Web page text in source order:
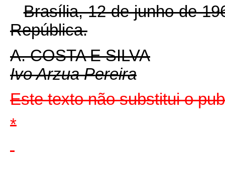
Brasília, 12 de junho de
República.
A. COSTA E SILVA
Ivo Arzua Pereira
Este texto não substitui o
*